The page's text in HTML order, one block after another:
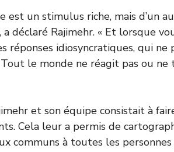
un stimulus riche, mais d’un
déclaré Rajimehr. « Et lorsque
réponses idiosyncratiques, qui
Tout le monde ne réagit pas ou
et son équipe consistait à
Cela leur a permis de
communs à toutes les